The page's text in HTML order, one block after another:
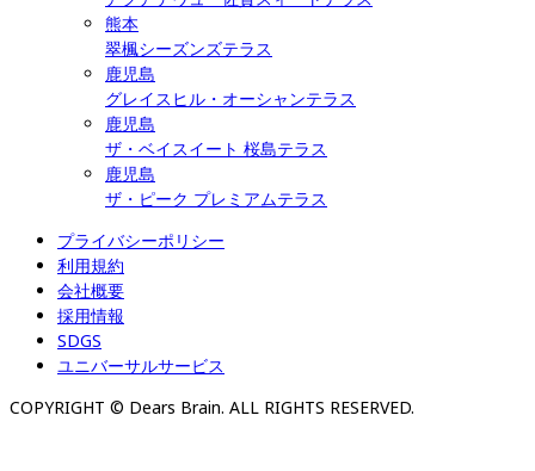
熊本
翠楓シーズンズテラス
鹿児島
グレイスヒル・オーシャンテラス
鹿児島
ザ・ベイスイート 桜島テラス
鹿児島
ザ・ピーク プレミアムテラス
プライバシーポリシー
利用規約
会社概要
採用情報
SDGS
ユニバーサルサービス
COPYRIGHT © Dears Brain. ALL RIGHTS RESERVED.